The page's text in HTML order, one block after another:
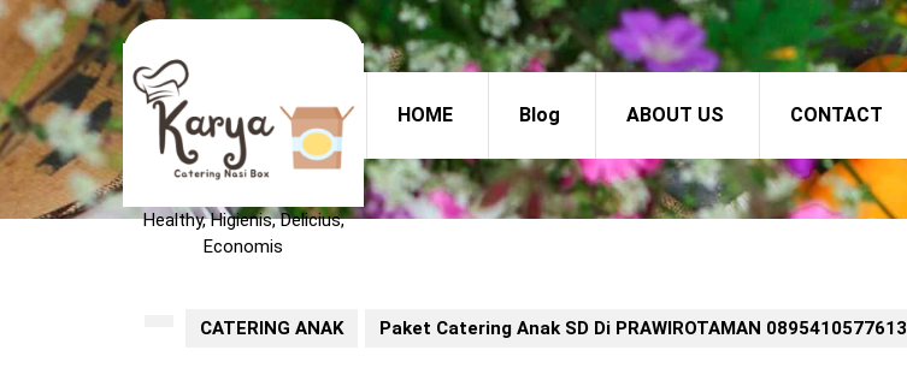
Skip
to
content
Healthy, Higienis, Delicius,
Economis
HOME Blog ABOUT US CONTACT
CATERING ANAK Paket Catering Anak SD Di PRAWIROTAMAN 0895410577613